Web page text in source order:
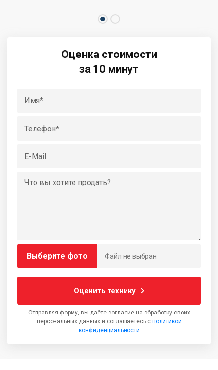
Оценка стоимости
за 10 минут
Выберите фото Файл не выбран
Оценить технику
Отправляя форму, вы даёте согласие на обработку своих
персональных данных и соглашаетесь с политикой
конфиденциальности